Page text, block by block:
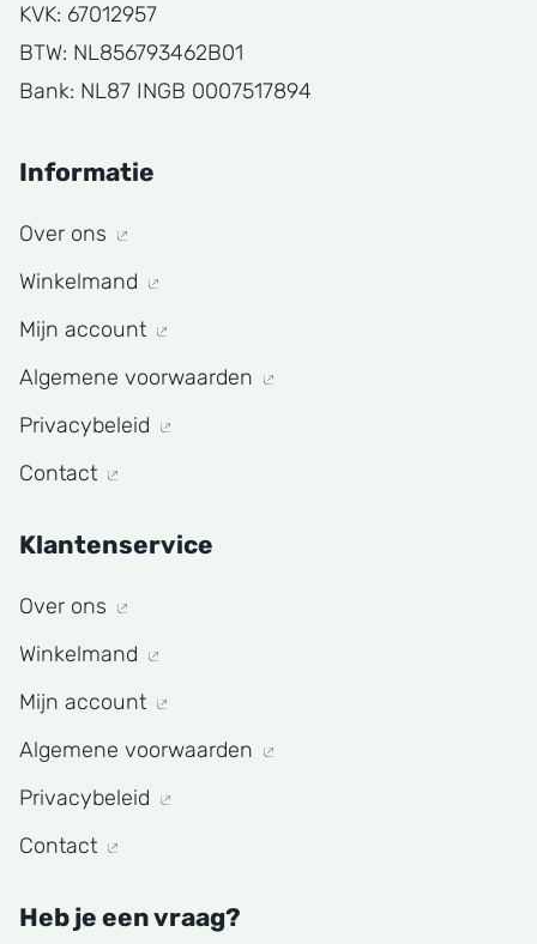
KVK: 67012957
BTW: NL856793462B01
Bank: NL87 INGB 0007517894
Informatie
Over ons
Winkelmand
Mijn account
Algemene voorwaarden
Privacybeleid
Contact
Klantenservice
Over ons
Winkelmand
Mijn account
Algemene voorwaarden
Privacybeleid
Contact
Heb je een vraag?